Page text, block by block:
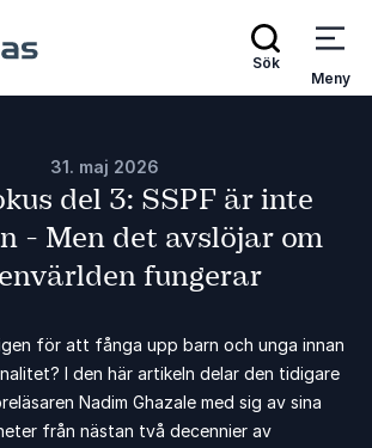
Sök
Meny
31. maj 2026
del 3: SSPF är inte
- Men det avslöjar om
fungerar
för att fånga upp barn och unga innan
I den här artikeln delar den tidigare
Nadim Ghazale med sig av sina
från nästan två decennier av